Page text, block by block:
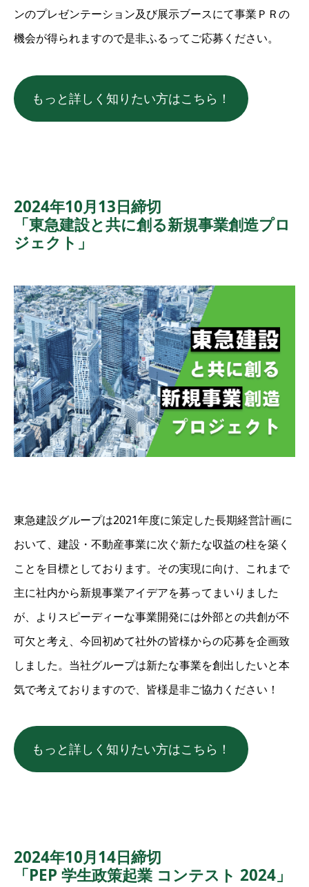
ンのプレゼンテーション及び展示ブースにて事業ＰＲの
機会が得られますので是非ふるってご応募ください。
もっと詳しく知りたい方はこちら！
2024年10月13日締切
「東急建設と共に創る新規事業創造プロ
ジェクト」
東急建設グループは2021年度に策定した長期経営計画に
おいて、建設・不動産事業に次ぐ新たな収益の柱を築く
ことを目標としております。その実現に向け、これまで
主に社内から新規事業アイデアを募ってまいりました
が、よりスピーディーな事業開発には外部との共創が不
可欠と考え、今回初めて社外の皆様からの応募を企画致
しました。当社グループは新たな事業を創出したいと本
気で考えておりますので、皆様是非ご協力ください！
もっと詳しく知りたい方はこちら！
2024年10月14日締切
「PEP 学生政策起業 コンテスト 2024」